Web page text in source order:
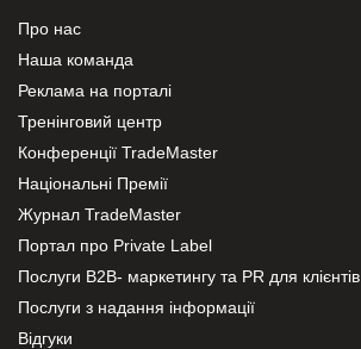
Про нас
Наша команда
Реклама на порталі
Тренінговий центр
Конференції TradeMaster
Національні Премії
Журнал TradeMaster
Портал про Private Label
Послуги В2В- маркетингу та PR для клієнтів
Послуги з надання інформації
Відгуки